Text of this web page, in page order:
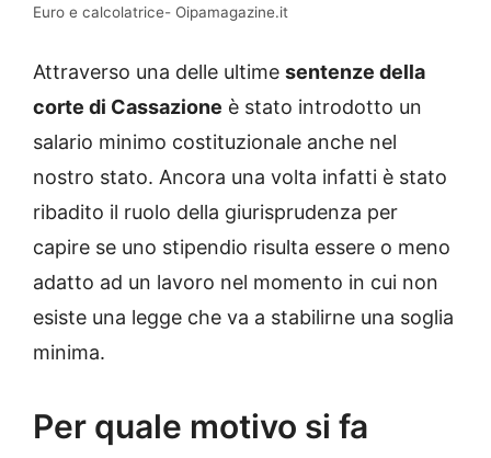
Euro e calcolatrice- Oipamagazine.it
Attraverso una delle ultime sentenze della
corte di Cassazione è stato introdotto un
salario minimo costituzionale anche nel
nostro stato. Ancora una volta infatti è stato
ribadito il ruolo della giurisprudenza per
capire se uno stipendio risulta essere o meno
adatto ad un lavoro nel momento in cui non
esiste una legge che va a stabilirne una soglia
minima.
Per quale motivo si fa